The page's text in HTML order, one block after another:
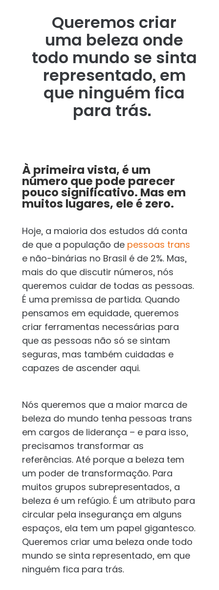
Queremos criar
uma beleza onde
todo mundo se sinta
representado, em
que ninguém fica
para trás.
À primeira vista, é um
número que pode parecer
pouco significativo. Mas em
muitos lugares, ele é zero.
Hoje, a maioria dos estudos dá conta
de que a população depessoas trans
e não-binárias no Brasil é de 2%. Mas,
mais do que discutir números, nós
queremos cuidar de todas as pessoas.
É uma premissa de partida. Quando
pensamos em equidade, queremos
criar ferramentas necessárias para
que as pessoas não só se sintam
seguras, mas também cuidadas e
capazes de ascender aqui.
Nós queremos que a maior marca de
beleza do mundo tenha pessoas trans
em cargos de liderança – e para isso,
precisamos transformar as
referências. Até porque a beleza tem
um poder de transformação. Para
muitos grupos subrepresentados, a
beleza é um refúgio. É um atributo para
circular pela insegurança em alguns
espaços, ela tem um papel gigantesco.
Queremos criar uma beleza onde todo
mundo se sinta representado, em que
ninguém fica para trás.